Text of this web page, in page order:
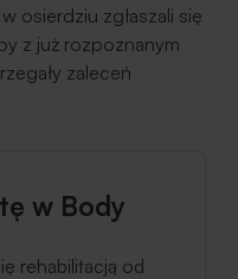
osierdziu zgłaszali się
z już rozpoznanym
zaleceń
w Body
rehabilitacją od